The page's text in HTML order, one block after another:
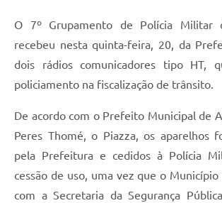
O 7º Grupamento de Polícia Militar
recebeu nesta quinta-feira, 20, da
dois rádios comunicadores tipo HT,
policiamento na fiscalização de trânsito.
De acordo com o Prefeito Municipal de
Peres Thomé, o Piazza, os aparelhos
pela Prefeitura e cedidos à Polícia
cessão de uso, uma vez que o
com a Secretaria da Segurança